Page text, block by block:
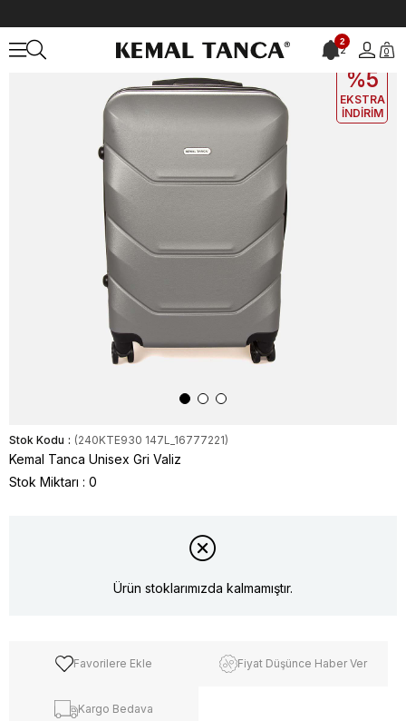
2
2 0
EKLE5
%5
EKSTRA
İNDİRİM
Stok Kodu (240KTE930 147L_16777221)
Kemal Tanca Unisex Gri Valiz
Stok Miktarı : 0
Ürün stoklarımızda kalmamıştır.
Favorilere Ekle Fiyat Düşünce Haber Ver
Kargo Bedava